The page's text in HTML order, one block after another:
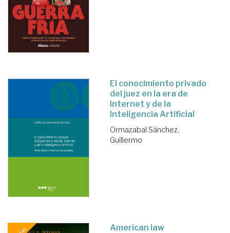
El conocimiento privado
del juez en la era de
Internet y de la
Inteligencia Artificial
Ormazabal Sánchez,
Guillermo
American law